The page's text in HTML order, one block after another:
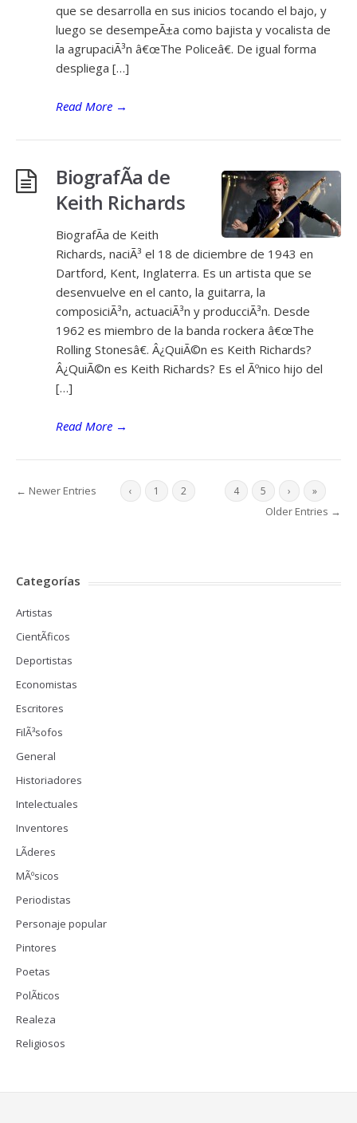
que se desarrolla en sus inicios tocando el bajo, y
luego se desempeÃ±a como bajista y vocalista de
la agrupaciÃ³n â€œThe Policeâ€. De igual forma
despliega […]
Read More →
BiografÃ­a de
Keith Richards
BiografÃ­a de Keith
Richards, naciÃ³ el 18 de diciembre de 1943 en
Dartford, Kent, Inglaterra. Es un artista que se
desenvuelve en el canto, la guitarra, la
composiciÃ³n, actuaciÃ³n y producciÃ³n. Desde
1962 es miembro de la banda rockera â€œThe
Rolling Stonesâ€. Â¿QuiÃ©n es Keith Richards?
Â¿QuiÃ©n es Keith Richards? Es el Ãºnico hijo del
[…]
Read More →
← Newer Entries ‹ 1 2 4 5 › »
Older Entries →
Categorías
Artistas
CientÃ­ficos
Deportistas
Economistas
Escritores
FilÃ³sofos
General
Historiadores
Intelectuales
Inventores
LÃ­deres
MÃºsicos
Periodistas
Personaje popular
Pintores
Poetas
PolÃ­ticos
Realeza
Religiosos